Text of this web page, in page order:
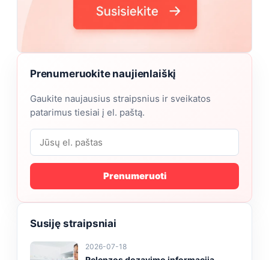
Prenumeruokite naujienlaiškį
Gaukite naujausius straipsnius ir sveikatos
patarimus tiesiai į el. paštą.
Prenumeruoti
Susiję straipsniai
2026-07-18